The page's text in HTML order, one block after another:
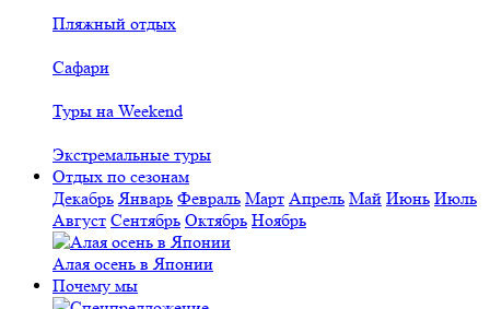
Пляжный отдых
Сафари
Туры на Weekend
Экстремальные туры
Отдых по сезонам
Декабрь Январь Февраль Март Апрель Май Июнь Июль
Август Сентябрь Октябрь Ноябрь
Алая осень в Японии
Почему мы